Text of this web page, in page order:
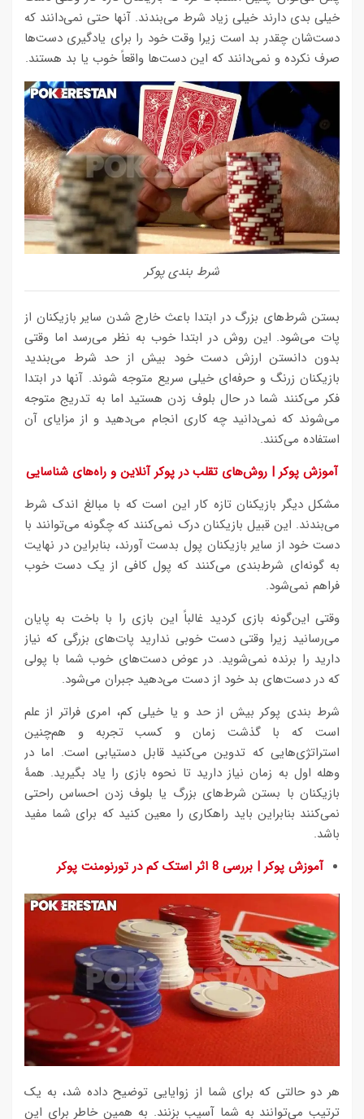
خیلی بدی دارند خیلی زیاد شرط می‌بندند. آنها حتی نمی‌دانند که
دست‌شان چقدر بد است زیرا وقت خود را برای یادگیری دست‌ها
صرف نکرده و نمی‌دانند که این دست‌ها واقعاً خوب یا بد هستند.
شرط بندی پوکر
بستن شرط‌های بزرگ در ابتدا باعث خارج شدن سایر بازیکنان از
پات می‌شود. این روش در ابتدا خوب به نظر می‌رسد اما وقتی
بدون دانستن ارزش دست خود بیش از حد شرط می‌بندید
بازیکنان زرنگ و حرفه‌ای خیلی سریع متوجه شوند. آنها در ابتدا
فکر می‌کنند شما در حال بلوف زدن هستید اما به تدریج متوجه
می‌شوند که نمی‌دانید چه کاری انجام می‌دهید و از مزایای آن
استفاده می‌کنند.
آموزش پوکر | روش‌های تقلب در پوکر آنلاین و راه‌های شناسایی
مشکل دیگر بازیکنان تازه کار این است که با مبالغ اندک شرط
می‌بندند. این قبیل بازیکنان درک نمی‌کنند که چگونه می‌توانند با
دست خود از سایر بازیکنان پول بدست آورند، بنابراین در نهایت
به گونه‌ای شرط‌بندی می‌کنند که پول کافی از یک دست خوب
فراهم نمی‌شود.
وقتی این‌گونه بازی کردید غالباً این بازی را با باخت به پایان
می‌رسانید زیرا وقتی دست‌ خوبی ندارید پات‌های بزرگی که نیاز
دارید را برنده نمی‌شوید. در عوض دست‌های خوب شما با پولی
که در دست‌های بد خود از دست می‌دهید جبران می‌شود.
شرط‌ بندی پوکر بیش از حد و یا خیلی کم، امری فراتر از علم
است که با گذشت زمان و کسب تجربه و هم‌چنین
استراتژی‌هایی که تدوین می‌کنید قابل دستیابی است. اما در
وهله اول به زمان نیاز دارید تا نحوه بازی را یاد بگیرید. همۀ
بازیکنان با بستن شرط‌های بزرگ یا بلوف زدن احساس راحتی
نمی‌کنند بنابراین باید راهکاری را معین کنید که برای شما مفید
باشد.
آموزش پوکر | بررسی 8 اثر استک کم در تورنومنت پوکر
هر دو حالتی که برای شما از زوایایی توضیح داده شد، به یک
ترتیب می‌توانند به شما آسیب بزنند. به همین خاطر برای این